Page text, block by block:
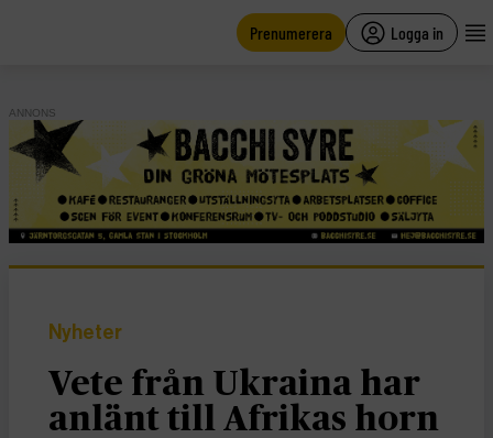
Prenumerera Logga in
ANNONS
Nyheter
Vete från Ukraina har
anlänt till Afrikas horn